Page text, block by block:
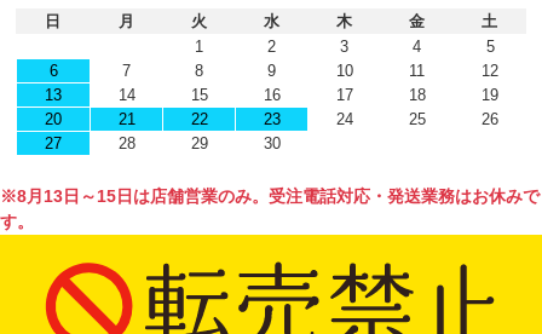
日
月 火 水 木 金
土
1
2 3 4
5
6
7 8 9 10 11
12
13
14 15 16 17 18
19
20
21 22 23 24 25
26
27
28 29 30
※8月13日～15日は店舗営業のみ。受注電話対応・発送業務はお休みで
す。